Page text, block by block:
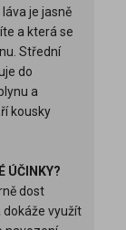
je jasně
a která se
Střední
do
a
kousky
ÚČINKY?
dost
dokáže využít